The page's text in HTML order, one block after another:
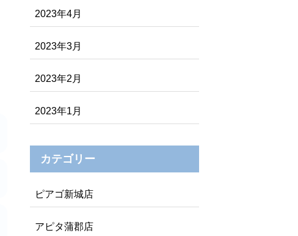
2023年4月
2023年3月
2023年2月
2023年1月
カテゴリー
ピアゴ新城店
アピタ蒲郡店